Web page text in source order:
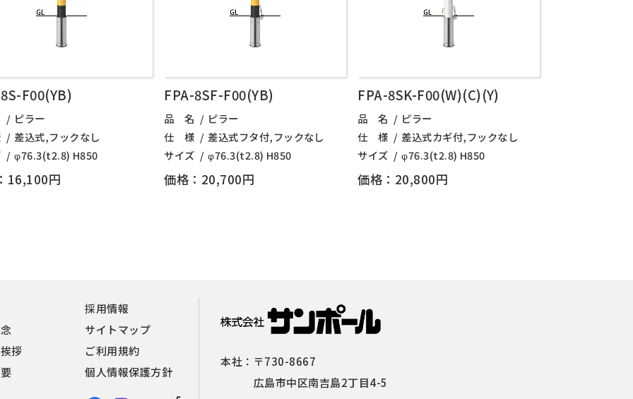
F00(YB)
ピラー
差込式,フックなし
φ76.3(t2.8) H850
16,100円
FPA-8SF-F00(YB)
品 名
ピラー
仕 様
差込式フタ付,フックなし
サイズ
φ76.3(t2.8) H850
価格：20,700円
FPA-8SK-F00(W)(C)(Y)
品 名
ピラー
仕 様
差込式カギ付,フックなし
サイズ
φ76.3(t2.8) H850
価格：20,800円
拶
採用情報
サイトマップ
ご利用規約
個人情報保護方針
本社： 〒730-8667
広島市中区南吉島2丁目4-5